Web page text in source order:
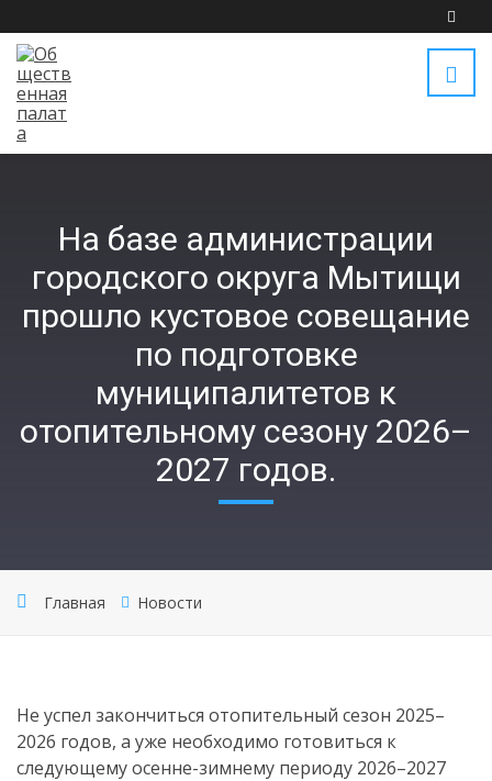
На базе администрации
городского округа Мытищи
прошло кустовое совещание
по подготовке
муниципалитетов к
отопительному сезону 2026–
2027 годов.
Главная Новости
Не успел закончиться отопительный сезон 2025–
2026 годов, а уже необходимо готовиться к
следующему осенне-зимнему периоду 2026–2027